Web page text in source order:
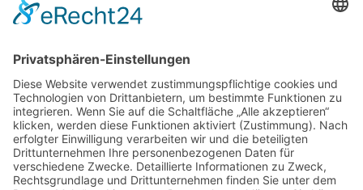
Verein
ab 13 Uhr geschlossen
„Am Ende bekommt jeder ein
Schwimmabzeichen“